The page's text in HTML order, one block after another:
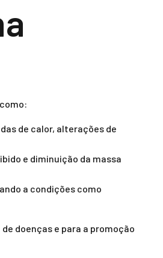
de calor, alterações de
e diminuição da massa
a condições como
doenças e para a promoção